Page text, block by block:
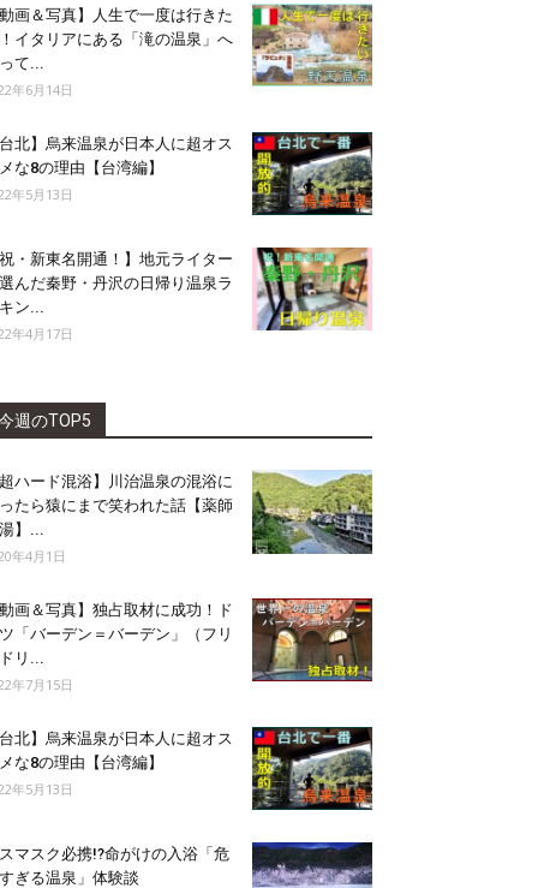
動画＆写真】人生で一度は行きた
イタリアにある「滝の温泉」へ
て...
年6月14日
台北】烏来温泉が日本人に超オス
な8の理由【台湾編】
年5月13日
祝・新東名開通！】地元ライター
んだ秦野・丹沢の日帰り温泉ラ
ン...
年4月17日
週のTOP5
超ハード混浴】川治温泉の混浴に
たら猿にまで笑われた話【薬師
】...
年4月1日
動画＆写真】独占取材に成功！ド
「バーデン＝バーデン」（フリ
リ...
年7月15日
台北】烏来温泉が日本人に超オス
な8の理由【台湾編】
年5月13日
マスク必携!?命がけの入浴「危
ぎる温泉」体験談